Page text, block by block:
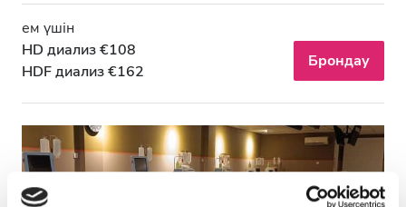
0 - 100 EUR
200 - 300 EUR
300+ EUR
ем үшін
HD диализ €108
HDF диализ €162
Брондау